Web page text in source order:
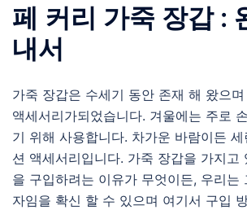
페 커리 가죽 장갑 :
내서
가죽 장갑은 수세기 동안 존재 해 왔으
액세서리가되었습니다. 겨울에는 주로
기 위해 사용합니다. 차가운 바람이든
션 액세서리입니다. 가죽 장갑을 가지고
을 구입하려는 이유가 무엇이든, 우리는
자임을 확신 할 수 있으며 여기서 구입